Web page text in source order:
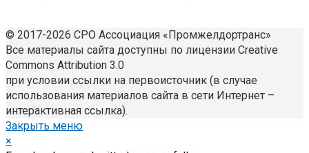
© 2017-2026 СРО Ассоциация «Промжелдортранс»
Все материалы сайта доступны по лицензии Creative
Commons Attribution 3.0
при условии ссылки на первоисточник (в случае
использования материалов сайта в сети Интернет –
интерактивная ссылка).
Закрыть меню
×